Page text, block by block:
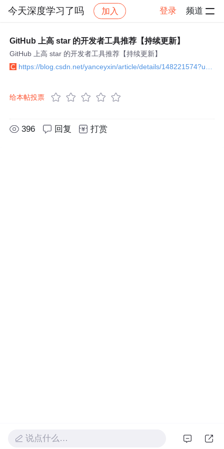
今天深度学习了吗 加入 登录 频道
社区 今天深度学习了吗 各种资源 帖子详情
GitHub 上高 star 的开发者工具推荐【持续更新】
GitHub 上高 star 的开发者工具推荐【持续更新】
给本帖投票
396 回复 打赏
说点什么…